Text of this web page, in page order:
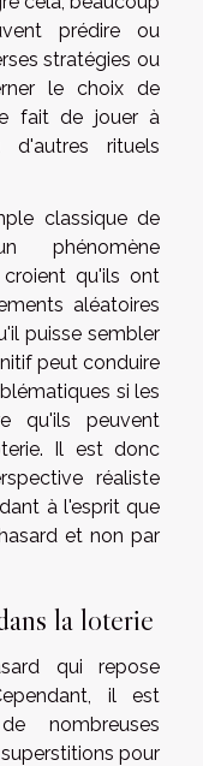
prédire ou
stratégies ou
le choix de
fait de jouer à
d'autres rituels
classique de
phénomène
qu'ils ont
aléatoires
puisse sembler
peut conduire
si les
qu'ils peuvent
Il est donc
réaliste
à l'esprit que
et non par
la loterie
qui repose
il est
nombreuses
pour